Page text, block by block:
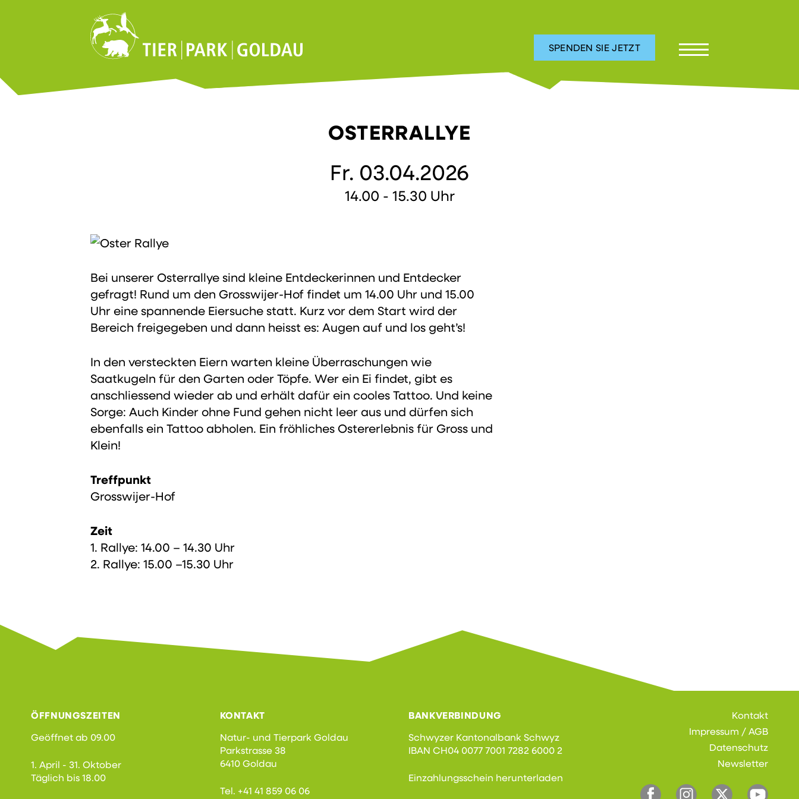
SPENDEN SIE JETZT
OSTERRALLYE
Fr. 03.04.2026
14.00 - 15.30 Uhr
Bei unserer Osterrallye sind kleine Entdeckerinnen und Entdecker
gefragt! Rund um den Grosswijer-Hof findet um 14.00 Uhr und 15.00
Uhr eine spannende Eiersuche statt. Kurz vor dem Start wird der
Bereich freigegeben und dann heisst es: Augen auf und los geht’s!
In den versteckten Eiern warten kleine Überraschungen wie
Saatkugeln für den Garten oder Töpfe. Wer ein Ei findet, gibt es
anschliessend wieder ab und erhält dafür ein cooles Tattoo. Und keine
Sorge: Auch Kinder ohne Fund gehen nicht leer aus und dürfen sich
ebenfalls ein Tattoo abholen. Ein fröhliches Ostererlebnis für Gross und
Klein!
Treffpunkt
Grosswijer-Hof
Zeit
1. Rallye: 14.00 – 14.30 Uhr
2. Rallye: 15.00 –15.30 Uhr
ÖFFNUNGSZEITEN
Geöffnet ab 09.00
1. April - 31. Oktober
Täglich bis 18.00
KONTAKT
Natur- und Tierpark Goldau
Parkstrasse 38
6410 Goldau
Tel. +41 41 859 06 06
BANKVERBINDUNG
Schwyzer Kantonalbank Schwyz
IBAN CH04 0077 7001 7282 6000 2
Einzahlungsschein herunterladen
Kontakt
Impressum / AGB
Datenschutz
Newsletter